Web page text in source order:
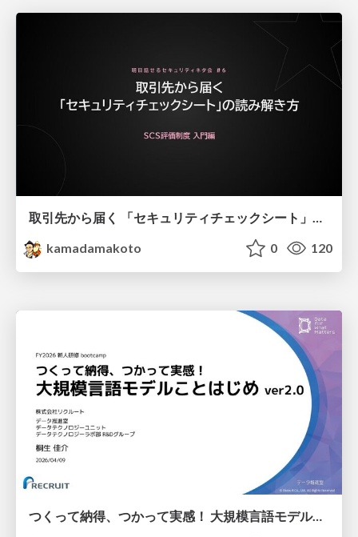
取引先から届く 「セキュリティチェックシート」の読み解き方
kamadamakoto
0 120
つくって納得、つかって実感！ 大規模言語モデルことはじめ ver2.0